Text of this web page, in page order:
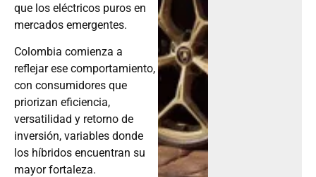
que los eléctricos puros en
mercados emergentes.
Colombia comienza a
reflejar ese comportamiento,
con consumidores que
priorizan eficiencia,
versatilidad y retorno de
inversión, variables donde
los híbridos encuentran su
mayor fortaleza.